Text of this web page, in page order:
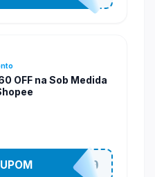
OFF na Sob Medida
SOBM60400